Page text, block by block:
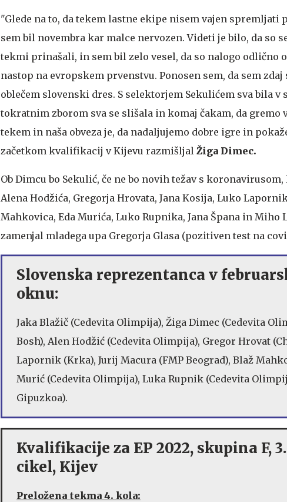
"Glede na to, da tekem lastne ekipe nisem vajen spremljati
sem bil novembra kar malce nervozen. Videti je bilo, da so
tekmi prinašali, in sem bil zelo vesel, da so nalogo
nastop na evropskem prvenstvu. Ponosen sem, da sem zdaj
oblečem slovenski dres. S selektorjem Sekulićem sva bila v
tokratnim zborom sva se slišala in komaj čakam, da gremo
tekem in naša obveza je, da nadaljujemo dobre igre in
začetkom kvalifikacij v Kijevu razmišljal Žiga Dimec.
Ob Dimcu bo Sekulić, če ne bo novih težav s
Alena Hodžića, Gregorja Hrovata, Jana Kosija, Luko
Mahkovica, Eda Murića, Luko Rupnika, Jana Špana in Miho
zamenjal mladega upa Gregorja Glasa (pozitiven test na
Slovenska reprezentanca v
oknu:
Jaka Blažič (Cedevita Olimpija), Žiga Dimec (Cedevita
Bosh), Alen Hodžić (Cedevita Olimpija), Gregor Hrovat
Lapornik (Krka), Jurij Macura (FMP Beograd), Blaž
Murić (Cedevita Olimpija), Luka Rupnik (Cedevita
Gipuzkoa).
Kvalifikacije za EP 2022, skupina F,
cikel, Kijev
Preložena tekma 4. kola: